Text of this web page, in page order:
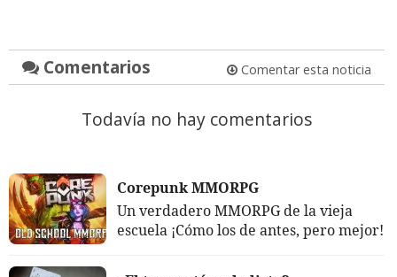
Comentarios Comentar esta noticia
Todavía no hay comentarios
Corepunk MMORPG
Un verdadero MMORPG de la vieja
escuela ¡Cómo los de antes, pero mejor!